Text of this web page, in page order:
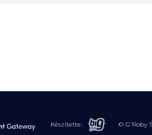
költséget nem
Készítette: © G'Roby